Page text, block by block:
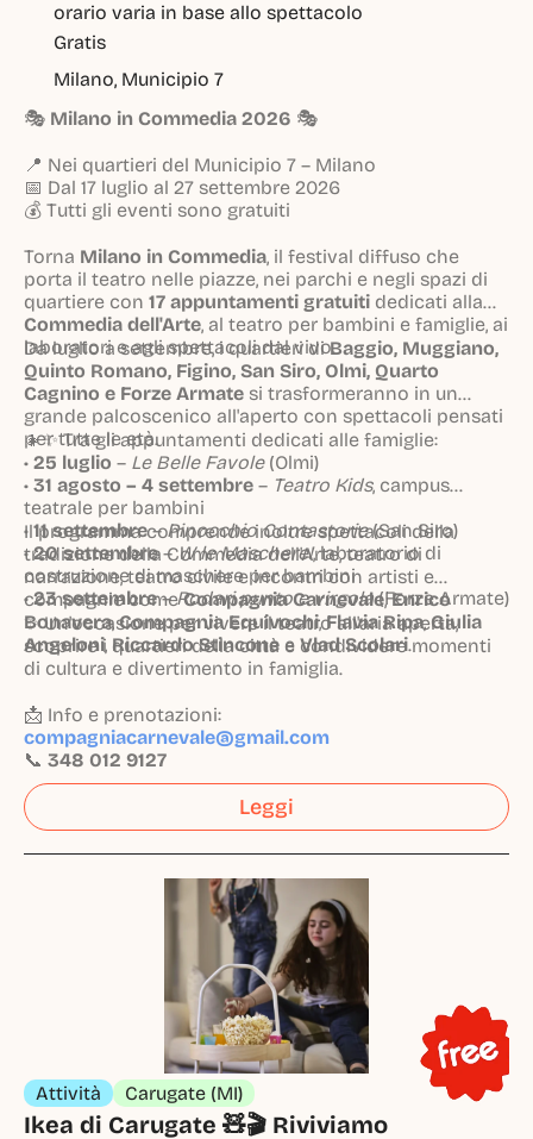
orario varia in base allo spettacolo
Gratis
Milano, Municipio 7
🎭 Milano in Commedia 2026 🎭
📍 Nei quartieri del Municipio 7 – Milano
📅 Dal 17 luglio al 27 settembre 2026
💰 Tutti gli eventi sono gratuiti
Torna Milano in Commedia, il festival diffuso che
porta il teatro nelle piazze, nei parchi e negli spazi di
quartiere con 17 appuntamenti gratuiti dedicati alla
Commedia dell'Arte, al teatro per bambini e famiglie, ai
laboratori e agli spettacoli dal vivo.
Da luglio a settembre, i quartieri diBaggio, Muggiano,
Quinto Romano, Figino, San Siro, Olmi, Quarto
Cagnino e Forze Armate si trasformeranno in un
grande palcoscenico all'aperto con spettacoli pensati
per tutte le età.
👧✨ Tra gli appuntamenti dedicati alle famiglie:
• 25 luglio – Le Belle Favole(Olmi)
• 31 agosto – 4 settembre – Teatro Kids, campus
teatrale per bambini
•11 settembre–Pinocchio Contastorie(San Siro)
•20 settembre–W le Maschere!, laboratorio di
costruzione di maschere per bambini
•23 settembre–Rodari punto e virgola(Forze Armate)
Il programma comprende inoltre spettacoli della
tradizione della Commedia dell'Arte, teatro di
narrazione, teatro civile e incontri con artisti e
compagnie comeCompagnia Carnevale,Enrico
Bonavera,Compagnia Equivochi,Flavia Ripa,Giulia
Angeloni, Riccardo Stincone e Vlad Scolari.
✨ Un'occasione per vivere il teatro all'aria aperta,
scoprire i quartieri della città e condividere momenti
di cultura e divertimento in famiglia.
📩 Info e prenotazioni:
compagniacarnevale@gmail.com
📞 348 012 9127
Leggi
Attività Carugate (MI)
Ikea di Carugate 🧸🎬 Riviviamo